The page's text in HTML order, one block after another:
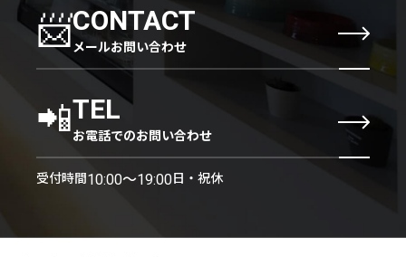
📨CONTACT
メールお問い合わせ
📲TEL
お電話でのお問い合わせ
受付時間10:00〜19:00日・祝休